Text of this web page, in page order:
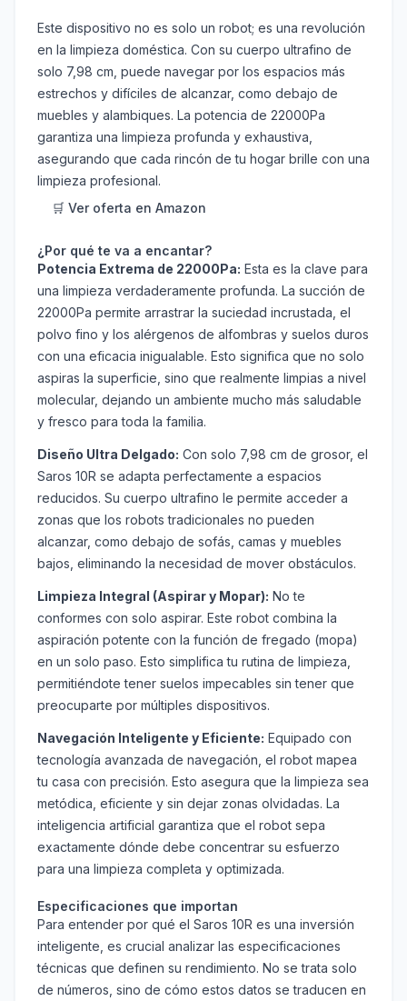
Este dispositivo no es solo un robot; es una revolución
en la limpieza doméstica. Con su cuerpo ultrafino de
solo 7,98 cm, puede navegar por los espacios más
estrechos y difíciles de alcanzar, como debajo de
muebles y alambiques. La potencia de 22000Pa
garantiza una limpieza profunda y exhaustiva,
asegurando que cada rincón de tu hogar brille con una
limpieza profesional.
🛒 Ver oferta en Amazon
¿Por qué te va a encantar?
Potencia Extrema de 22000Pa: Esta es la clave para
una limpieza verdaderamente profunda. La succión de
22000Pa permite arrastrar la suciedad incrustada, el
polvo fino y los alérgenos de alfombras y suelos duros
con una eficacia inigualable. Esto significa que no solo
aspiras la superficie, sino que realmente limpias a nivel
molecular, dejando un ambiente mucho más saludable
y fresco para toda la familia.
Diseño Ultra Delgado: Con solo 7,98 cm de grosor, el
Saros 10R se adapta perfectamente a espacios
reducidos. Su cuerpo ultrafino le permite acceder a
zonas que los robots tradicionales no pueden
alcanzar, como debajo de sofás, camas y muebles
bajos, eliminando la necesidad de mover obstáculos.
Limpieza Integral (Aspirar y Mopar): No te
conformes con solo aspirar. Este robot combina la
aspiración potente con la función de fregado (mopa)
en un solo paso. Esto simplifica tu rutina de limpieza,
permitiéndote tener suelos impecables sin tener que
preocuparte por múltiples dispositivos.
Navegación Inteligente y Eficiente: Equipado con
tecnología avanzada de navegación, el robot mapea
tu casa con precisión. Esto asegura que la limpieza sea
metódica, eficiente y sin dejar zonas olvidadas. La
inteligencia artificial garantiza que el robot sepa
exactamente dónde debe concentrar su esfuerzo
para una limpieza completa y optimizada.
Especificaciones que importan
Para entender por qué el Saros 10R es una inversión
inteligente, es crucial analizar las especificaciones
técnicas que definen su rendimiento. No se trata solo
de números, sino de cómo estos datos se traducen en